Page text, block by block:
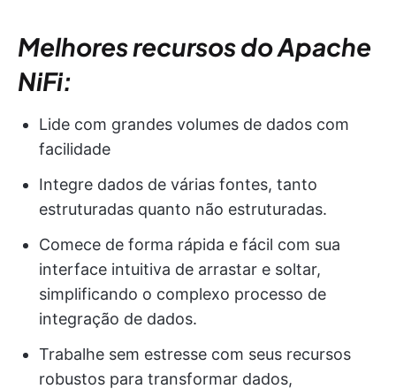
Melhores recursos do Apache
NiFi:
Lide com grandes volumes de dados com
facilidade
Integre dados de várias fontes, tanto
estruturadas quanto não estruturadas.
Comece de forma rápida e fácil com sua
interface intuitiva de arrastar e soltar,
simplificando o complexo processo de
integração de dados.
Trabalhe sem estresse com seus recursos
robustos para transformar dados,